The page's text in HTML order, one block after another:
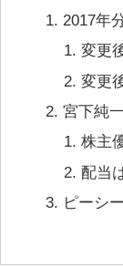
2017年
変更
変更
宮下純
株主
配当
ピーシ